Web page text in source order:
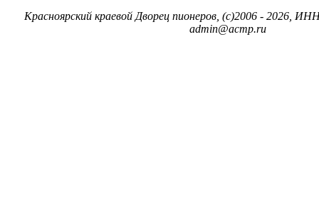
Красноярский краевой Дворец пионеров, (c)2006 - 2026,
admin@acmp.ru